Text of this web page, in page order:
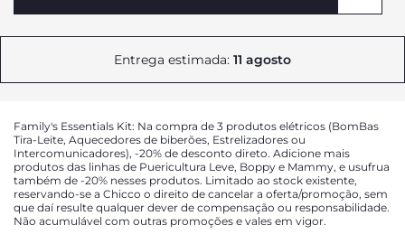
Entrega estimada: 11 agosto
Family's Essentials Kit: Na compra de 3 produtos elétricos (BomBas
Tira-Leite, Aquecedores de biberões, Estrelizadores ou
Intercomunicadores), -20% de desconto direto. Adicione mais
produtos das linhas de Puericultura Leve, Boppy e Mammy, e usufrua
também de -20% nesses produtos. Limitado ao stock existente,
reservando-se a Chicco o direito de cancelar a oferta/promoção, sem
que daí resulte qualquer dever de compensação ou responsabilidade.
Não acumulável com outras promoções e vales em vigor.